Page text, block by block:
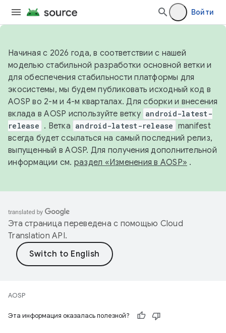
Войти
Начиная с 2026 года, в соответствии с нашей
моделью стабильной разработки основной ветки и
для обеспечения стабильности платформы для
экосистемы, мы будем публиковать исходный код в
AOSP во 2-м и 4-м кварталах. Для сборки и внесения
вклада в AOSP используйте ветку android-latest-
release . Ветка android-latest-release manifest
всегда будет ссылаться на самый последний релиз,
выпущенный в AOSP. Для получения дополнительной
информации см. раздел «Изменения в AOSP» .
Эта страница переведена с помощью Cloud
Translation API.
AOSP
Эта информация оказалась полезной?